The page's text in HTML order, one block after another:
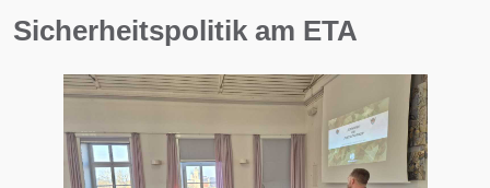
Sicherheitspolitik am ETA